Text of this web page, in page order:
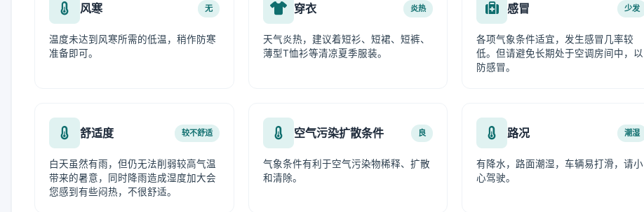
风寒 无
温度未达到风寒所需的低温，稍作防寒
准备即可。
穿衣 炎热
天气炎热，建议着短衫、短裙、短裤、
薄型T恤衫等清凉夏季服装。
感冒 少发
各项气象条件适宜，发生感冒几率较
低。但请避免长期处于空调房间中，以
防感冒。
舒适度 较不舒适
白天虽然有雨，但仍无法削弱较高气温
带来的暑意，同时降雨造成湿度加大会
您感到有些闷热，不很舒适。
空气污染扩散条件 良
气象条件有利于空气污染物稀释、扩散
和清除。
路况 潮湿
有降水，路面潮湿，车辆易打滑，请小
心驾驶。